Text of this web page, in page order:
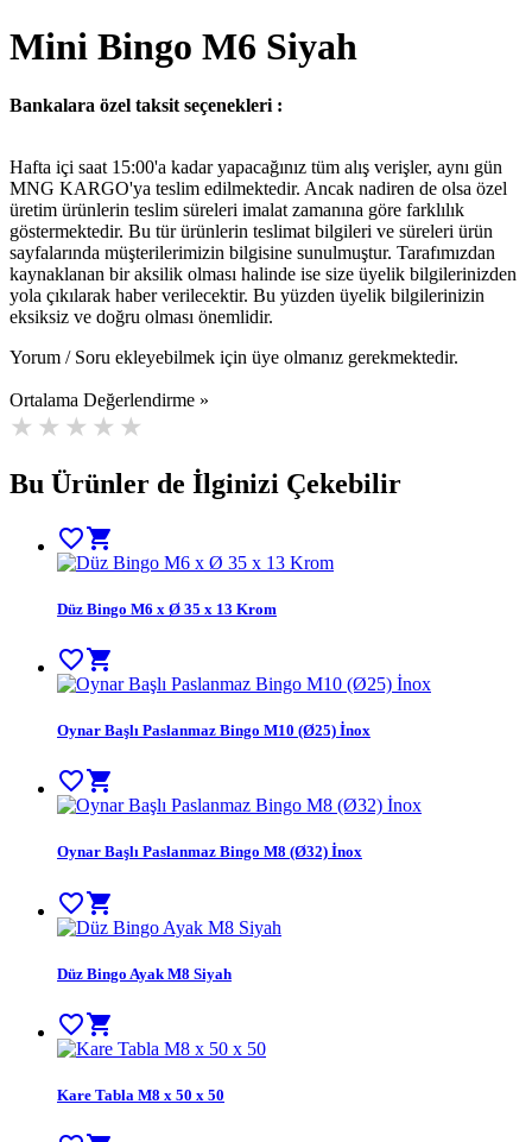
Mini Bingo M6 Siyah
Bankalara özel taksit seçenekleri :
Hafta içi saat 15:00'a kadar yapacağınız tüm alış verişler, aynı gün
MNG KARGO'ya teslim edilmektedir. Ancak nadiren de olsa özel
üretim ürünlerin teslim süreleri imalat zamanına göre farklılık
göstermektedir. Bu tür ürünlerin teslimat bilgileri ve süreleri ürün
sayfalarında müşterilerimizin bilgisine sunulmuştur. Tarafımızdan
kaynaklanan bir aksilik olması halinde ise size üyelik bilgilerinizden
yola çıkılarak haber verilecektir. Bu yüzden üyelik bilgilerinizin
eksiksiz ve doğru olması önemlidir.
Yorum / Soru ekleyebilmek için üye olmanız gerekmektedir.
Ortalama Değerlendirme »
Bu Ürünler de İlginizi Çekebilir
favorite_bordershopping_cart
Düz Bingo M6 x Ø 35 x 13 Krom
favorite_bordershopping_cart
Oynar Başlı Paslanmaz Bingo M10 (Ø25) İnox
favorite_bordershopping_cart
Oynar Başlı Paslanmaz Bingo M8 (Ø32) İnox
favorite_bordershopping_cart
Düz Bingo Ayak M8 Siyah
favorite_bordershopping_cart
Kare Tabla M8 x 50 x 50